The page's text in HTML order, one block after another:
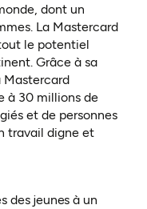
dont un
La Mastercard
le potentiel
Grâce à sa
Mastercard
à 30 millions de
et de personnes
travail digne et
des jeunes à un